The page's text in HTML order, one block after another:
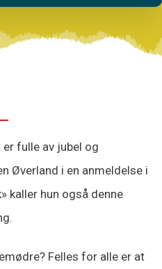
fulle av jubel og
Øverland i en anmeldelse i
kaller hun også denne
Felles for alle er at